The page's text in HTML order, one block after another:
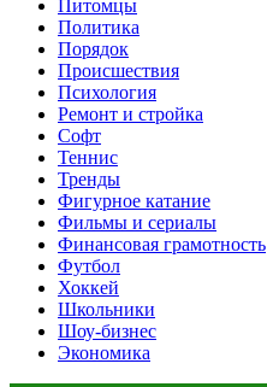
Питомцы
Политика
Порядок
Происшествия
Психология
Ремонт и стройка
Софт
Теннис
Тренды
Фигурное катание
Фильмы и сериалы
Финансовая грамотность
Футбол
Хоккей
Школьники
Шоу-бизнес
Экономика